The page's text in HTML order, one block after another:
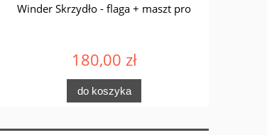
Winder Skrzydło - flaga + maszt pro
180,00 zł
do koszyka